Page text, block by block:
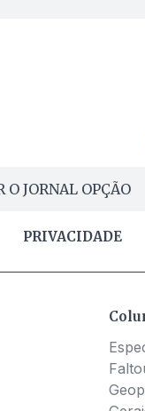
O JORNAL OPÇÃO
PRIVACIDADE